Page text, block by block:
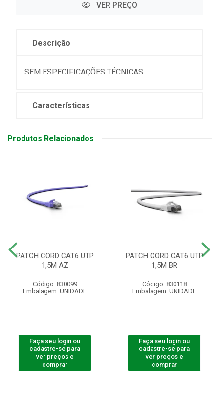
VER PREÇO
Descrição
SEM ESPECIFICAÇÕES TÉCNICAS.
Características
Produtos Relacionados
PATCH CORD CAT6 UTP
1,5M AZ
Código: 830099
Embalagem: UNIDADE
Faça seu login ou
cadastre-se para
ver preços e
comprar
PATCH CORD CAT6 UTP
1,5M BR
Código: 830118
Embalagem: UNIDADE
Faça seu login ou
cadastre-se para
ver preços e
comprar